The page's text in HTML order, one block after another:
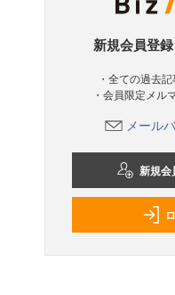
新規会員登録
・全ての過去
・会員限定メル
メール
新規会